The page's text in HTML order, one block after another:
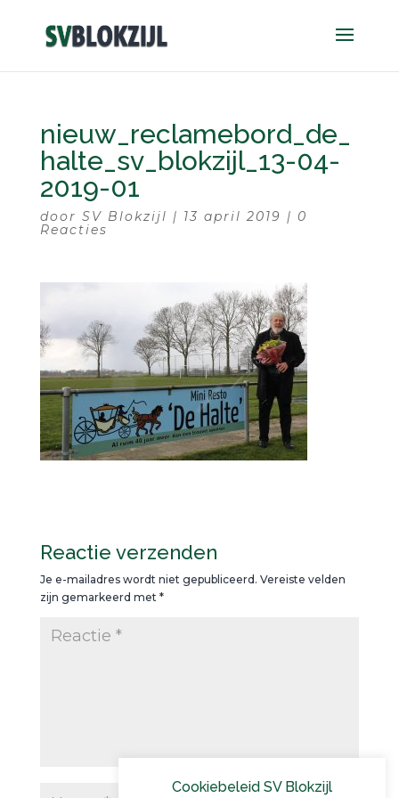
nieuw_reclamebord_de_
halte_sv_blokzijl_13-04-
2019-01
door SV Blokzijl | 13 april 2019 | 0
Reacties
Reactie verzenden
Je e-mailadres wordt niet gepubliceerd. Vereiste velden
zijn gemarkeerd met *
Cookiebeleid SV Blokzijl